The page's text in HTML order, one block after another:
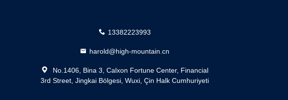
13382223993
harold@high-mountain.cn
No.1406, Bina 3, Calxon Fortune Center, Financial
3rd Street, Jingkai Bölgesi, Wuxi, Çin Halk Cumhuriyeti